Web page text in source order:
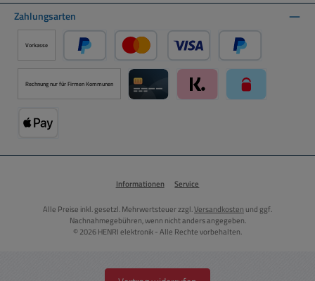
Zahlungsarten
Vorkasse
PayPal Kredit- oder Debitkarte über PayPal
Später Bezahlen
Rechnung nur für Firmen Kommunen
Informationen Service
Alle Preise inkl. gesetzl. Mehrwertsteuer zzgl.Versandkosten und ggf.
Nachnahmegebühren, wenn nicht anders angegeben.
© 2026 HENRI elektronik - Alle Rechte vorbehalten.